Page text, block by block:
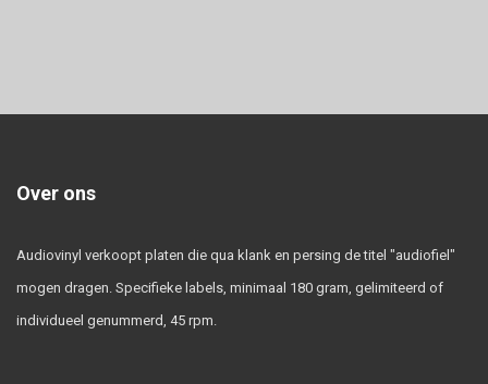
Over ons
Audiovinyl verkoopt platen die qua klank en persing de titel "audiofiel"
mogen dragen. Specifieke labels, minimaal 180 gram, gelimiteerd of
individueel genummerd, 45 rpm.